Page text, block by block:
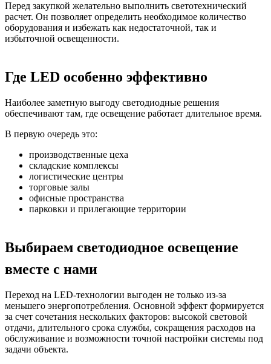
Перед закупкой желательно выполнить светотехнический
расчет. Он позволяет определить необходимое количество
оборудования и избежать как недостаточной, так и
избыточной освещенности.
Где LED особенно эффективно
Наиболее заметную выгоду светодиодные решения
обеспечивают там, где освещение работает длительное время.
В первую очередь это:
производственные цеха
складские комплексы
логистические центры
торговые залы
офисные пространства
парковки и прилегающие территории
Выбираем светодиодное освещение
вместе с нами
Переход на LED-технологии выгоден не только из-за
меньшего энергопотребления. Основной эффект формируется
за счет сочетания нескольких факторов: высокой световой
отдачи, длительного срока службы, сокращения расходов на
обслуживание и возможности точной настройки системы под
задачи объекта.